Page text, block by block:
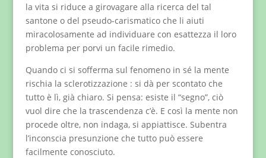
la vita si riduce a girovagare alla ricerca del tal
santone o del pseudo-carismatico che li aiuti
miracolosamente ad individuare con esattezza il loro
problema per porvi un facile rimedio.
Quando ci si sofferma sul fenomeno in sé la mente
rischia la sclerotizzazione : si dà per scontato che
tutto è lì, già chiaro. Si pensa: esiste il “segno”, ciò
vuol dire che la trascendenza c’è. E così la mente non
procede oltre, non indaga, si appiattisce. Subentra
l’inconscia presunzione che tutto può essere
facilmente conosciuto.